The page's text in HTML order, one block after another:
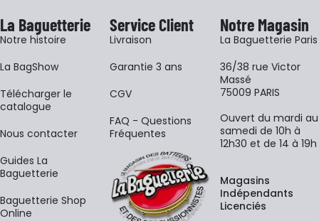
La Baguetterie
Notre histoire
La BagShow
​Télécharger le
catalogue
Nous contacter
Guides La
Baguetterie
Baguetterie Shop
Online
Service Client
Livraison
Garantie 3 ans
CGV
FAQ - Questions
Fréquentes
Notre Magasin
La Baguetterie Paris
36/38 rue Victor
Massé
75009 PARIS
Ouvert du mardi au
samedi de 10h à
12h30 et de 14 à 19h
Magasins
Indépendants
Licenciés